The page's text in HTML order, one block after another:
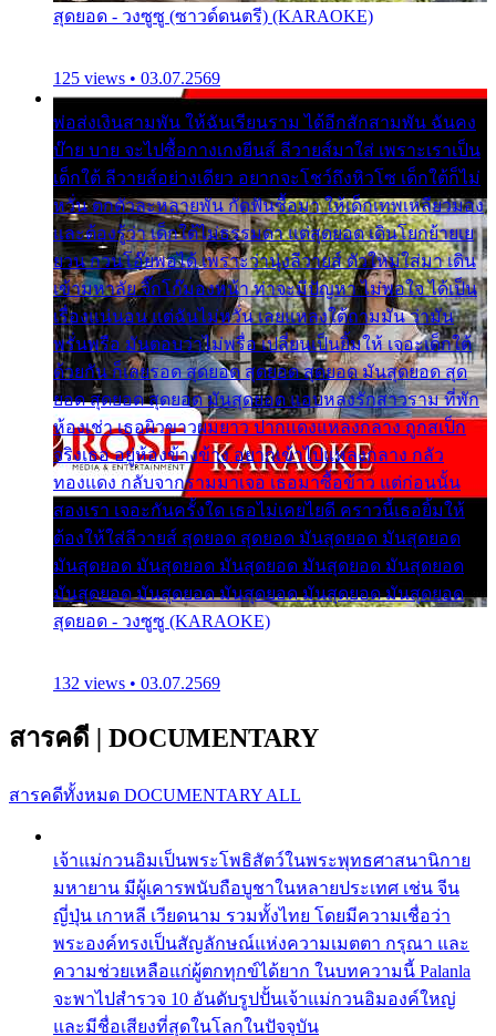
สุดยอด - วงซูซู (ซาวด์ดนตรี) (KARAOKE)
125 views • 03.07.2569
พ่อส่งเงินสามพัน ให้ฉันเรียนราม ได้อีกสักสามพัน ฉันคง
บ๊าย บาย จะไปซื้อกางเกงยีนส์ ลีวายส์มาใส่ เพราะเราเป็น
เด็กใต้ ลีวายส์อย่างเดียว อยากจะโชว์ถึงหิวโซ เด็กใต้ก็ไม่
หวั่น ตกตัวละหลายพัน กัดฟันซื้อมา ให้เด็กเทพเหลียวมอง
และต้องรู้ว่า เด็กใต้ไม่ธรรมดา แต่สุดยอด เดินโยกย้ายเย
ยวน กวนโอ๊ยพอได้ เพราะว่านุ่งลีวายส์ ตัวใหม่ใส่มา เดิน
เข้ามหาลัย จิ๊กโก๊มองหน้า ท่าจะมีปัญหา ไม่พอใจ ได้เป็น
เรื่องแน่นอน แต่ฉันไม่หวั่น เลยแหลงใต้ถามมัน ว่ามัน
พรั่นพรือ มันตอบว่าไม่พรื่อ เปลี่ยนเป็นยิ้มให้ เจอะเด็กใต้
ด้วยกัน ก็เลยรอด สุดยอด สุดยอด สุดยอด มันสุดยอด สุด
ยอด สุดยอด สุดยอด มันสุดยอด แอบหลงรักสาวราม ที่พัก
ห้องเช่า เธอผิวขาวผมยาว ปากแดงแหลงกลาง ถูกสเป็ก
จริงเธอ อยู่ห้องข้างข้าง อยากเข้าไปแหลงกลาง กลัว
ทองแดง กลับจากรามมาเจอ เธอมาซื้อข้าว แต่ก่อนนั้น
สองเรา เจอะกันครั้งใด เธอไม่เคยไยดี คราวนี้เธอยิ้มให้
ต้องให้ใส่ลีวายส์ สุดยอด สุดยอด มันสุดยอด มันสุดยอด
มันสุดยอด มันสุดยอด มันสุดยอด มันสุดยอด มันสุดยอด
มันสุดยอด มันสุดยอด มันสุดยอด มันสุดยอด มันสุดยอด
สุดยอด - วงซูซู (KARAOKE)
132 views • 03.07.2569
สารคดี | DOCUMENTARY
สารคดีทั้งหมด DOCUMENTARY ALL
เจ้าแม่กวนอิมเป็นพระโพธิสัตว์ในพระพุทธศาสนานิกาย
มหายาน มีผู้เคารพนับถือบูชาในหลายประเทศ เช่น จีน
ญี่ปุ่น เกาหลี เวียดนาม รวมทั้งไทย โดยมีความเชื่อว่า
พระองค์ทรงเป็นสัญลักษณ์แห่งความเมตตา กรุณา และ
ความช่วยเหลือแก่ผู้ตกทุกข์ได้ยาก ในบทความนี้ Palanla
จะพาไปสำรวจ 10 อันดับรูปปั้นเจ้าแม่กวนอิมองค์ใหญ่
และมีชื่อเสียงที่สุดในโลกในปัจจุบัน